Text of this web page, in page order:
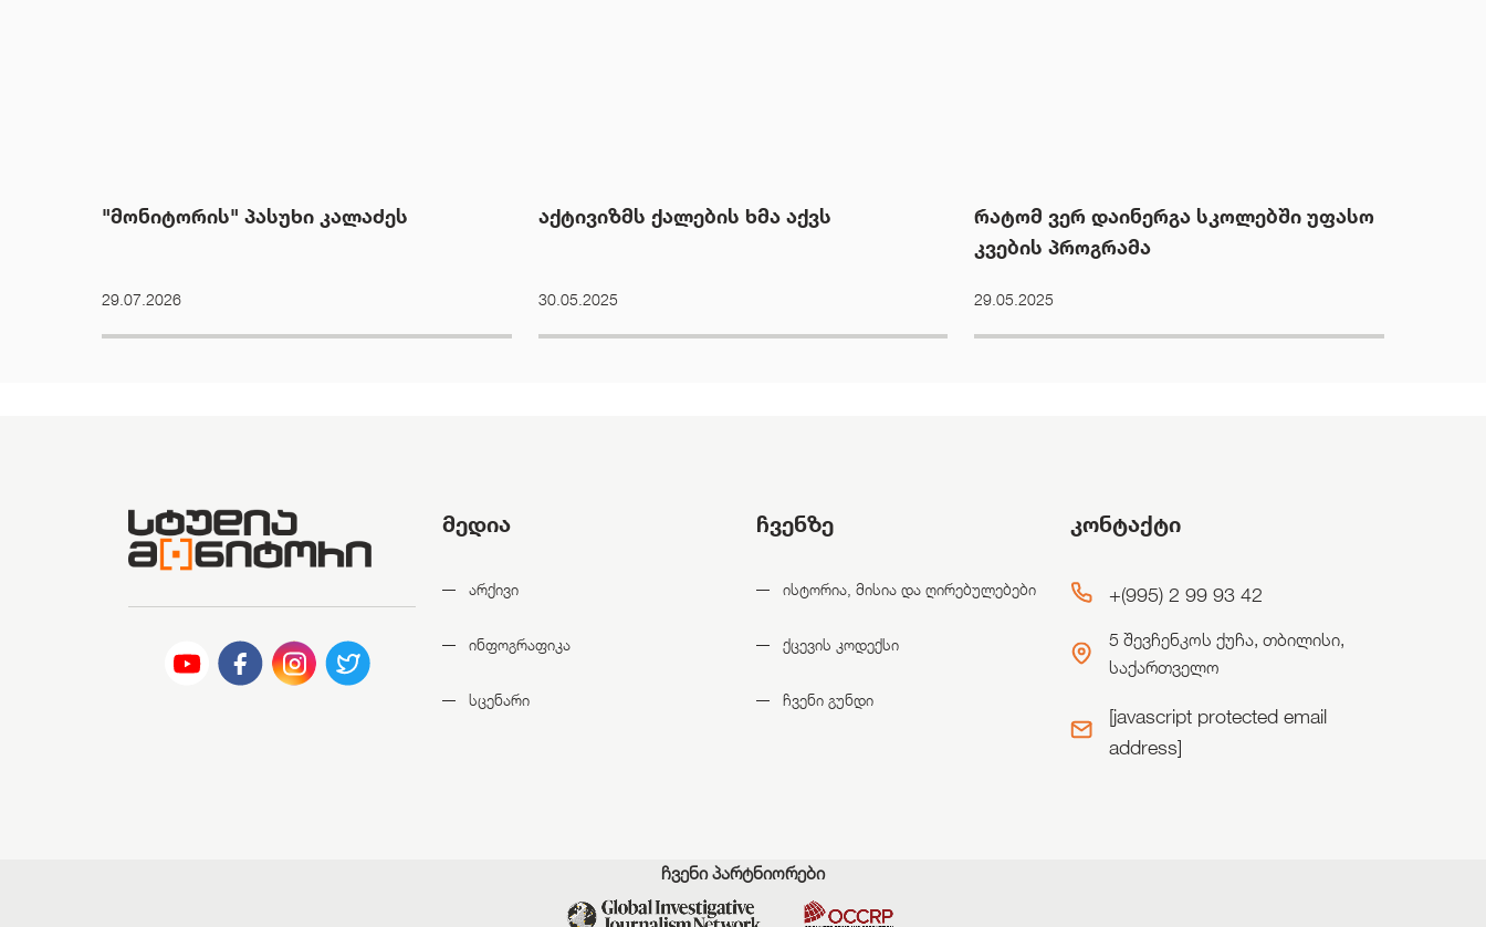
"მონიტორის" პასუხი კალაძეს
29.07.2026
აქტივიზმს ქალების ხმა აქვს
30.05.2025
რატომ ვერ დაინერგა სკოლებში უფასო
კვების პროგრამა
29.05.2025
მედია
არქივი
ინფოგრაფიკა
სცენარი
ჩვენზე
ისტორია, მისია და ღირებულებები
ქცევის კოდექსი
ჩვენი გუნდი
კონტაქტი
+(995) 2 99 93 42
5 შევჩენკოს ქუჩა, თბილისი,
საქართველო
[javascript protected email
address]
ჩვენი პარტნიორები